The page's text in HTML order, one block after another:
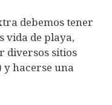
debemos tener
vida de playa,
diversos sitios
y hacerse una